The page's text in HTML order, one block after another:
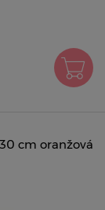
cm oranžová